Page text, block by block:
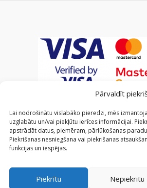
Pārvaldīt
Lai nodrošinātu vislabāko pieredzi, mēs
uzglabātu un/vai piekļūtu ierīces informācijai.
apstrādāt datus, piemēram, pārlūkošanas
Piekrišanas nesniegšana vai piekrišanas
funkcijas un iespējas.
Piekrītu Nepiekrītu